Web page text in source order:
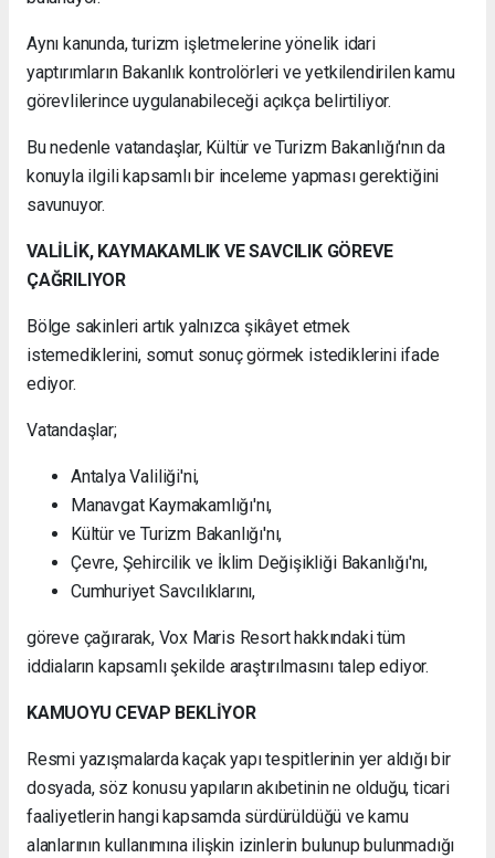
Aynı kanunda, turizm işletmelerine yönelik idari
yaptırımların Bakanlık kontrolörleri ve yetkilendirilen kamu
görevlilerince uygulanabileceği açıkça belirtiliyor.
Bu nedenle vatandaşlar, Kültür ve Turizm Bakanlığı'nın da
konuyla ilgili kapsamlı bir inceleme yapması gerektiğini
savunuyor.
VALİLİK, KAYMAKAMLIK VE SAVCILIK GÖREVE
ÇAĞRILIYOR
Bölge sakinleri artık yalnızca şikâyet etmek
istemediklerini, somut sonuç görmek istediklerini ifade
ediyor.
Vatandaşlar;
Antalya Valiliği'ni,
Manavgat Kaymakamlığı'nı,
Kültür ve Turizm Bakanlığı'nı,
Çevre, Şehircilik ve İklim Değişikliği Bakanlığı'nı,
Cumhuriyet Savcılıklarını,
göreve çağırarak, Vox Maris Resort hakkındaki tüm
iddiaların kapsamlı şekilde araştırılmasını talep ediyor.
KAMUOYU CEVAP BEKLİYOR
Resmi yazışmalarda kaçak yapı tespitlerinin yer aldığı bir
dosyada, söz konusu yapıların akıbetinin ne olduğu, ticari
faaliyetlerin hangi kapsamda sürdürüldüğü ve kamu
alanlarının kullanımına ilişkin izinlerin bulunup bulunmadığı